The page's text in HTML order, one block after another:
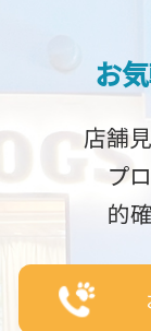
お
店舗
プ
的